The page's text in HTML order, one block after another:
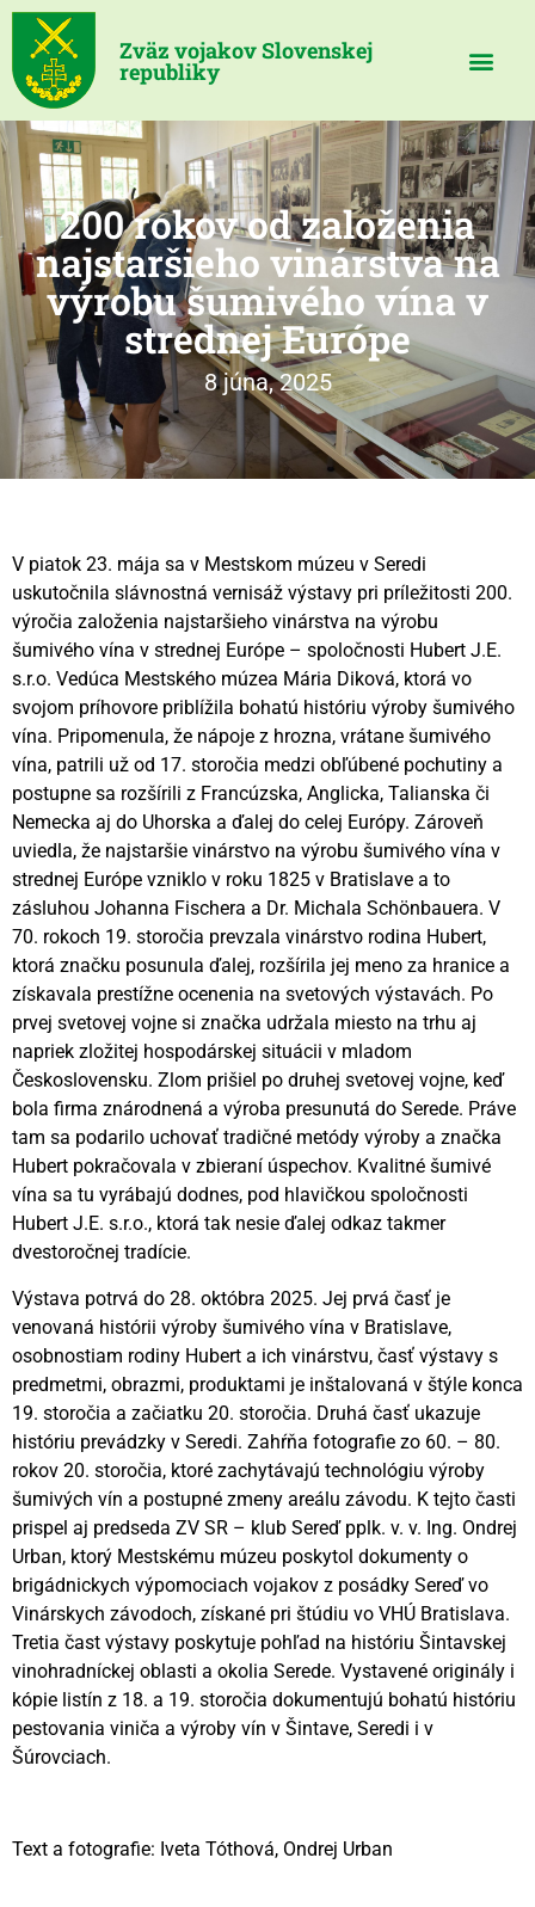
Zväz vojakov Slovenskej
republiky
200 rokov od založenia
najstaršieho vinárstva na
výrobu šumivého vína v
strednej Európe
8 júna, 2025
V piatok 23. mája sa v Mestskom múzeu v Seredi
uskutočnila slávnostná vernisáž výstavy pri príležitosti 200.
výročia založenia najstaršieho vinárstva na výrobu
šumivého vína v strednej Európe – spoločnosti Hubert J.E.
s.r.o. Vedúca Mestského múzea Mária Diková, ktorá vo
svojom príhovore priblížila bohatú históriu výroby šumivého
vína. Pripomenula, že nápoje z hrozna, vrátane šumivého
vína, patrili už od 17. storočia medzi obľúbené pochutiny a
postupne sa rozšírili z Francúzska, Anglicka, Talianska či
Nemecka aj do Uhorska a ďalej do celej Európy. Zároveň
uviedla, že najstaršie vinárstvo na výrobu šumivého vína v
strednej Európe vzniklo v roku 1825 v Bratislave a to
zásluhou Johanna Fischera a Dr. Michala Schönbauera. V
70. rokoch 19. storočia prevzala vinárstvo rodina Hubert,
ktorá značku posunula ďalej, rozšírila jej meno za hranice a
získavala prestížne ocenenia na svetových výstavách. Po
prvej svetovej vojne si značka udržala miesto na trhu aj
napriek zložitej hospodárskej situácii v mladom
Československu. Zlom prišiel po druhej svetovej vojne, keď
bola firma znárodnená a výroba presunutá do Serede. Práve
tam sa podarilo uchovať tradičné metódy výroby a značka
Hubert pokračovala v zbieraní úspechov. Kvalitné šumivé
vína sa tu vyrábajú dodnes, pod hlavičkou spoločnosti
Hubert J.E. s.r.o., ktorá tak nesie ďalej odkaz takmer
dvestoročnej tradície.
Výstava potrvá do 28. októbra 2025. Jej prvá časť je
venovaná histórii výroby šumivého vína v Bratislave,
osobnostiam rodiny Hubert a ich vinárstvu, časť výstavy s
predmetmi, obrazmi, produktami je inštalovaná v štýle konca
19. storočia a začiatku 20. storočia. Druhá časť ukazuje
históriu prevádzky v Seredi. Zahŕňa fotografie zo 60. – 80.
rokov 20. storočia, ktoré zachytávajú technológiu výroby
šumivých vín a postupné zmeny areálu závodu. K tejto časti
prispel aj predseda ZV SR – klub Sereď pplk. v. v. Ing. Ondrej
Urban, ktorý Mestskému múzeu poskytol dokumenty o
brigádnickych výpomociach vojakov z posádky Sereď vo
Vinárskych závodoch, získané pri štúdiu vo VHÚ Bratislava.
Tretia čast výstavy poskytuje pohľad na históriu Šintavskej
vinohradníckej oblasti a okolia Serede. Vystavené originály i
kópie listín z 18. a 19. storočia dokumentujú bohatú históriu
pestovania viniča a výroby vín v Šintave, Seredi i v
Šúrovciach.
Text a fotografie: Iveta Tóthová, Ondrej Urban